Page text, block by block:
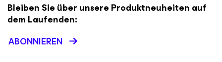
Bleiben Sie über unsere Produktneuheiten auf
dem Laufenden:
ABONNIEREN